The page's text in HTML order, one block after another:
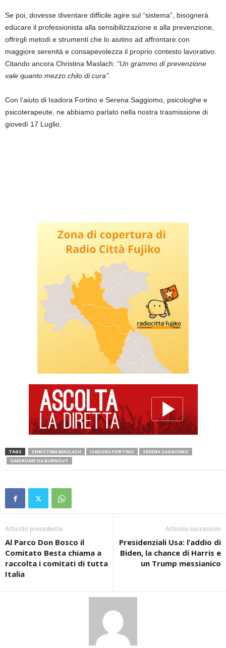
Se poi, dovesse diventare difficile agire sul “sistema”, bisognerà
educare il professionista alla sensibilizzazione e alla prevenzione,
offrirgli metodi e strumenti che lo aiutino ad affrontare con
maggiore serenità e consapevolezza il proprio contesto lavorativo.
Citando ancora Christina Maslach: “Un grammo di prevenzione
vale quanto mezzo chilo di cura”.
Con l’aiuto di Isadora Fortino e Serena Saggiomo, psicologhe e
psicoterapeute, ne abbiamo parlato nella nostra trasmissione di
giovedì 17 Luglio.
TAGS CHRISTINA MASLACH ISADORA FORTINO
SERENA SAGGIOMO
SINDROME DA BURNOUT
Articolo precedente
Al Parco Don Bosco il
Comitato Besta chiama a
raccolta i comitati di tutta
Italia
Articolo successivo
Presidenziali Usa: l’addio di
Biden, la chance di Harris e
un Trump messianico